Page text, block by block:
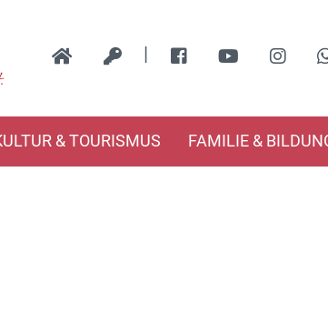
|
& TOURISMUS FAMILIE &